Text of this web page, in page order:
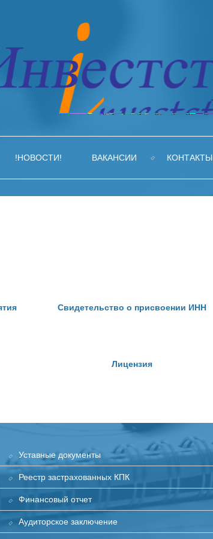
!НОВОСТИ! ВАКАНСИИ КОНТАКТЫ
Свидетельство о присвоении ИНН
Лицензия
Уставные документы
Реестр застрахованных КПК
Финансовый отчет
Аудиторское заключение